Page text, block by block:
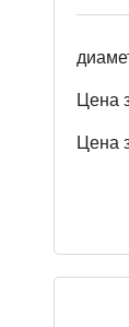
Цена
Цена